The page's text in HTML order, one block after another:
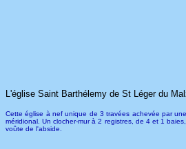
L'église Saint Barthélemy de St Léger du
Cette église à nef unique de 3 travées achevée par
méridional. Un clocher-mur à 2 registres, de 4 et 1
voûte de l'abside.